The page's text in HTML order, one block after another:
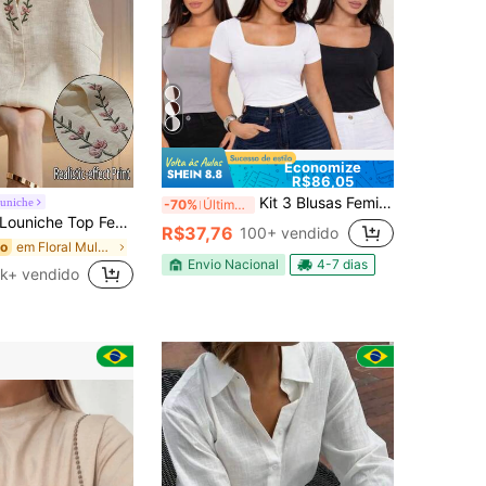
Louniche Top Feminina com Gola Alta Bordada Floral, Sem Mangas, Top Bordado, Roupa de Verão Feminina, Top Elegante, Roupa para Ir ao Trabalho
em Floral Mulheres Tank Tops & Camis
vendido
Economize
R$86,05
-70% Últimas 12 hrs Kit 3 Blusas Femininas Básicas Baby Look Blusinha Decote Quadrado Manga Curta Cropped Suplex Com Forro Modeladora Casual Versátil Blogueira
R$37,76 100+ vendido
Envio Nacional 4-7 dias